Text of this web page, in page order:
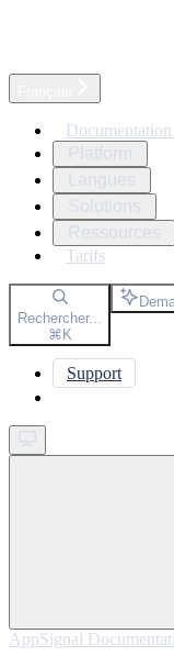
Tarifs
Rechercher...
⌘K
Support
AppSignal